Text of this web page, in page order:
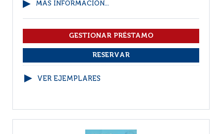
MÁS INFORMACIÓN...
VER EJEMPLARES